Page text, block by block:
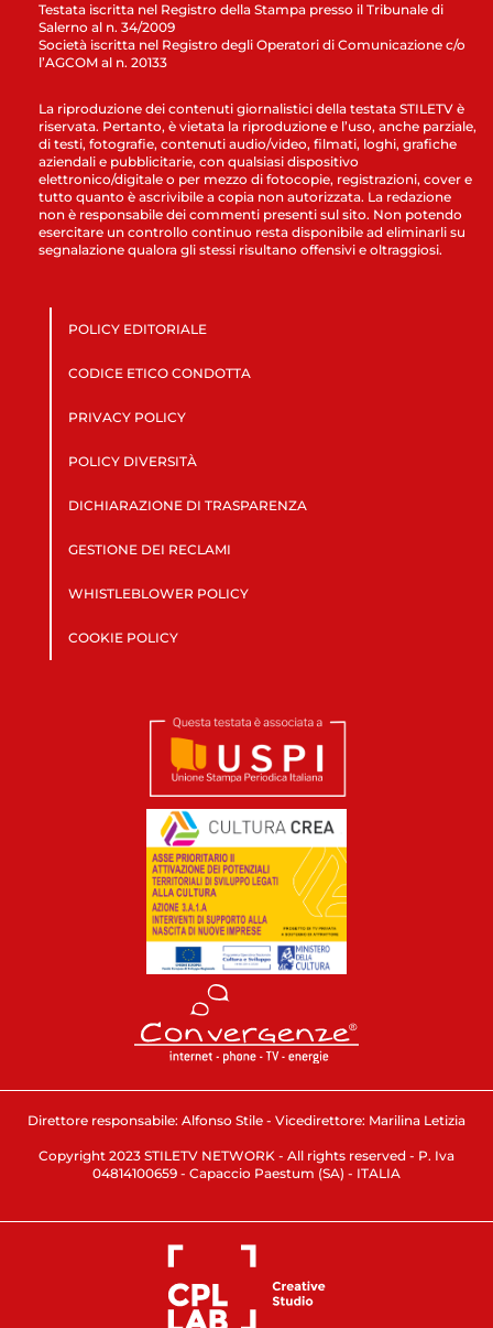
Testata iscritta nel Registro della Stampa presso il Tribunale di
Salerno al n. 34/2009
Società iscritta nel Registro degli Operatori di Comunicazione c/o
l’AGCOM al n. 20133
La riproduzione dei contenuti giornalistici della testata STILETV è
riservata. Pertanto, è vietata la riproduzione e l’uso, anche parziale,
di testi, fotografie, contenuti audio/video, filmati, loghi, grafiche
aziendali e pubblicitarie, con qualsiasi dispositivo
elettronico/digitale o per mezzo di fotocopie, registrazioni, cover e
tutto quanto è ascrivibile a copia non autorizzata. La redazione
non è responsabile dei commenti presenti sul sito. Non potendo
esercitare un controllo continuo resta disponibile ad eliminarli su
segnalazione qualora gli stessi risultano offensivi e oltraggiosi.
POLICY EDITORIALE
CODICE ETICO CONDOTTA
PRIVACY POLICY
POLICY DIVERSITÀ
DICHIARAZIONE DI TRASPARENZA
GESTIONE DEI RECLAMI
WHISTLEBLOWER POLICY
COOKIE POLICY
Direttore responsabile: Alfonso Stile - Vicedirettore: Marilina Letizia
Copyright 2023 STILETV NETWORK - All rights reserved - P. Iva
04814100659 - Capaccio Paestum (SA) - ITALIA